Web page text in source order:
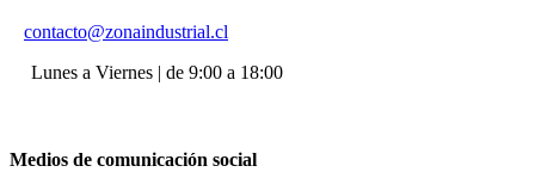
contacto@zonaindustrial.cl
Lunes a Viernes | de 9:00 a 18:00
Medios de comunicación social